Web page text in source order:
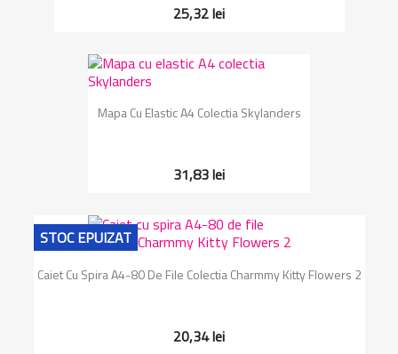
25,32 lei
Mapa Cu Elastic A4 Colectia Skylanders
31,83 lei
Caiet Cu Spira A4-80 De File Colectia Charmmy Kitty Flowers 2
20,34 lei
STOC EPUIZAT